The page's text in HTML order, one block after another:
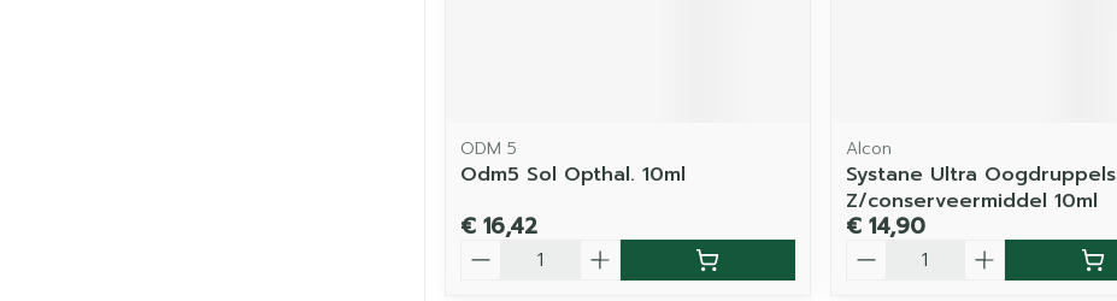
ODM 5
Odm5 Sol Opthal. 10ml
€ 16,42
Alcon
Systane Ultra Oogdruppels
Z/conserveermiddel 10ml
€ 14,90